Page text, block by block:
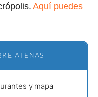
Aquí puedes
ATENAS
y mapa